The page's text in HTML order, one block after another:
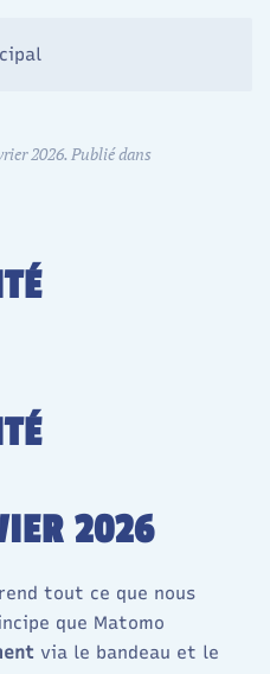
2026. Publié dans
2026
tout ce que nous
que Matomo
via le bandeau et le